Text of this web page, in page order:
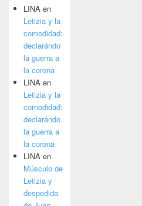
LINA en
Letizia y la
comodidad:
declarándo
la guerra a
la corona
LINA en
Letizia y la
comodidad:
declarándo
la guerra a
la corona
LINA en
Músculo de
Letizia y
despedida